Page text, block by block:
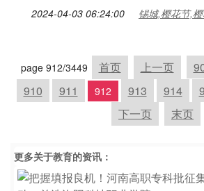
2024-04-03 06:24:00 锡城,樱花节,
page 912/3449 首页 上一页
910
911 912 913 914
下一页
末页
更多关于教育的资讯：